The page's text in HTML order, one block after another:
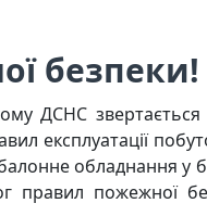
безпеки!
ДСНС
експлуатації
обладнання у
правил пожежної